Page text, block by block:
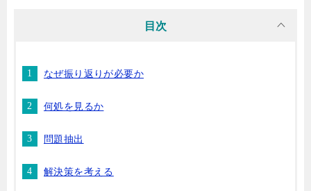
目次
なぜ振り返りが必要か
何処を見るか
問題抽出
解決策を考える